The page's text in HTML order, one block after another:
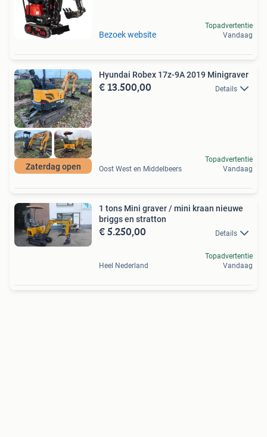
Bezoek website
Topadvertentie
Vandaag
Zaterdag open
Hyundai Robex 17z-9A 2019 Minigraver
€ 13.500,00 Details
Oost West en Middelbeers
Topadvertentie
Vandaag
1 tons Mini graver / mini kraan nieuwe
briggs en stratton
€ 5.250,00 Details
Heel Nederland
Topadvertentie
Vandaag